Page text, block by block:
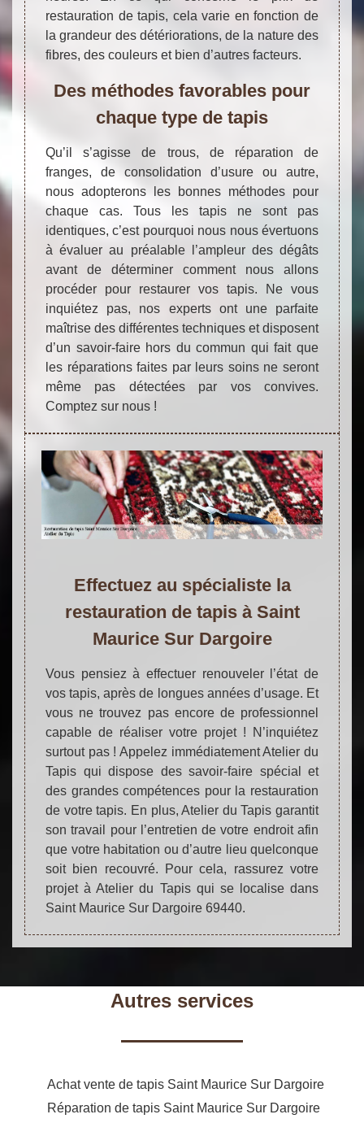
restauration de tapis, cela varie en fonction de
la grandeur des détériorations, de la nature des
fibres, des couleurs et bien d’autres facteurs.
Des méthodes favorables pour
chaque type de tapis
Qu’il s’agisse de trous, de réparation de
franges, de consolidation d’usure ou autre,
nous adopterons les bonnes méthodes pour
chaque cas. Tous les tapis ne sont pas
identiques, c’est pourquoi nous nous évertuons
à évaluer au préalable l’ampleur des dégâts
avant de déterminer comment nous allons
procéder pour restaurer vos tapis. Ne vous
inquiétez pas, nos experts ont une parfaite
maîtrise des différentes techniques et disposent
d’un savoir-faire hors du commun qui fait que
les réparations faites par leurs soins ne seront
même pas détectées par vos convives.
Comptez sur nous !
Effectuez au spécialiste la
restauration de tapis à Saint
Maurice Sur Dargoire
Vous pensiez à effectuer renouveler l’état de
vos tapis, après de longues années d’usage. Et
vous ne trouvez pas encore de professionnel
capable de réaliser votre projet ! N’inquiétez
surtout pas ! Appelez immédiatement Atelier du
Tapis qui dispose des savoir-faire spécial et
des grandes compétences pour la restauration
de votre tapis. En plus, Atelier du Tapis garantit
son travail pour l’entretien de votre endroit afin
que votre habitation ou d’autre lieu quelconque
soit bien recouvré. Pour cela, rassurez votre
projet à Atelier du Tapis qui se localise dans
Saint Maurice Sur Dargoire 69440.
Autres services
Achat vente de tapis Saint Maurice Sur Dargoire
Réparation de tapis Saint Maurice Sur Dargoire